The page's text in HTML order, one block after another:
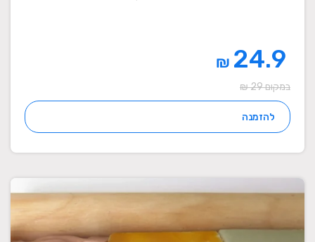
24.9
₪
במקום 29 ₪
להזמנה